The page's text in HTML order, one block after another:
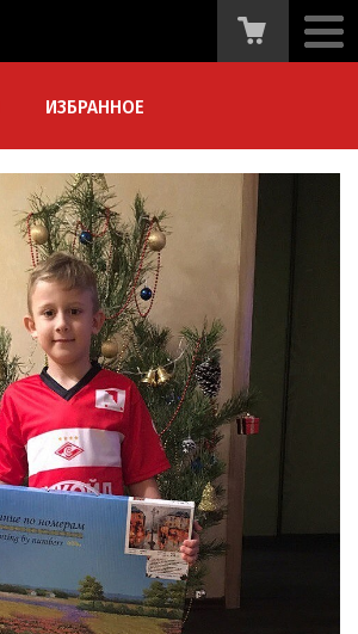
ИЗБРАННОЕ